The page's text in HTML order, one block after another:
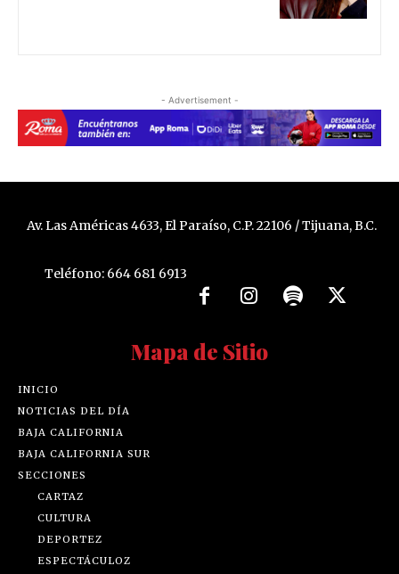
- Advertisement -
Av. Las Américas 4633, El Paraíso, C.P. 22106 / Tijuana, B.C.
Teléfono: 664 681 6913
Mapa de Sitio
INICIO
NOTICIAS DEL DÍA
BAJA CALIFORNIA
BAJA CALIFORNIA SUR
SECCIONES
CARTAZ
CULTURA
DEPORTEZ
ESPECTÁCULOZ